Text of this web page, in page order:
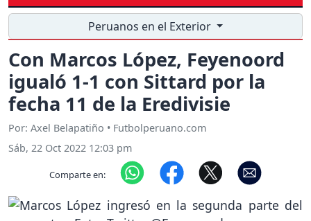
Peruanos en el Exterior
Con Marcos López, Feyenoord
igualó 1-1 con Sittard por la
fecha 11 de la Eredivisie
Por: Axel Belapatiño • Futbolperuano.com
Sáb, 22 Oct 2022 12:03 pm
Comparte en: